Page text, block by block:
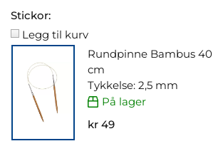
Stickor:
Legg til kurv
Rundpinne Bambus 40
cm
Tykkelse: 2,5 mm
På lager
kr 49